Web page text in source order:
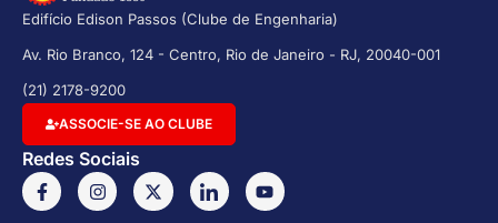
Edifício Edison Passos (Clube de Engenharia)
Av. Rio Branco, 124 - Centro, Rio de Janeiro - RJ, 20040-001
(21) 2178-9200
ASSOCIE-SE AO CLUBE
Redes Sociais